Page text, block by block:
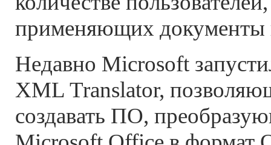
применяющих документы
Недавно Microsoft
XML Translator,
создавать ПО,